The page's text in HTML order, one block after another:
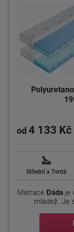
od 4 133 Kč
Střední a Tvrdá
Matrace Dáda je
mládež. Je